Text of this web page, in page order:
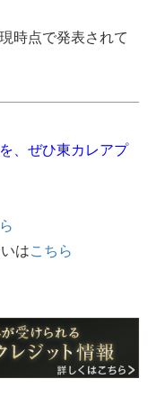
時点で発表されて
、ぜひ東カレアプ
はこちら